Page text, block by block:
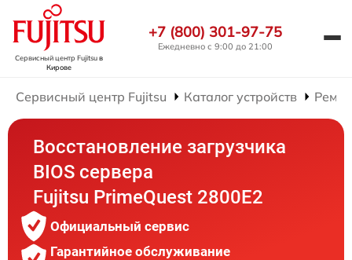
Сервисный центр Fujitsuв
Кирове
+7 (800) 301-97-75
Ежедневно с 9:00 до 21:00
Сервисный центр Fujitsu Каталог устройств
Восстановление загрузчика
BIOS сервера
Fujitsu PrimeQuest 2800E2
Официальный сервис
Гарантийное обслуживание